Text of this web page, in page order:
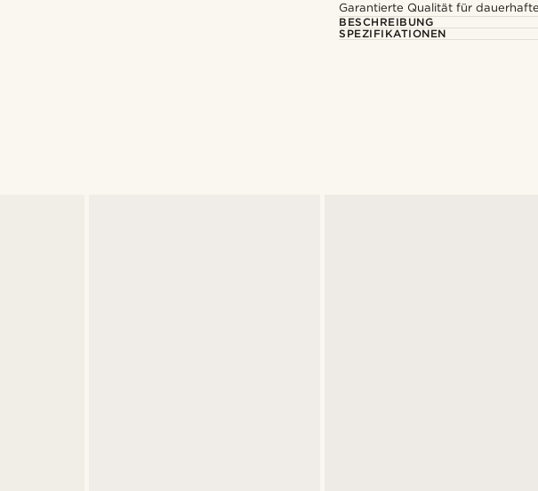
Garantierte Qualität für
BESCHREIBUNG
SPEZIFIKATIONEN